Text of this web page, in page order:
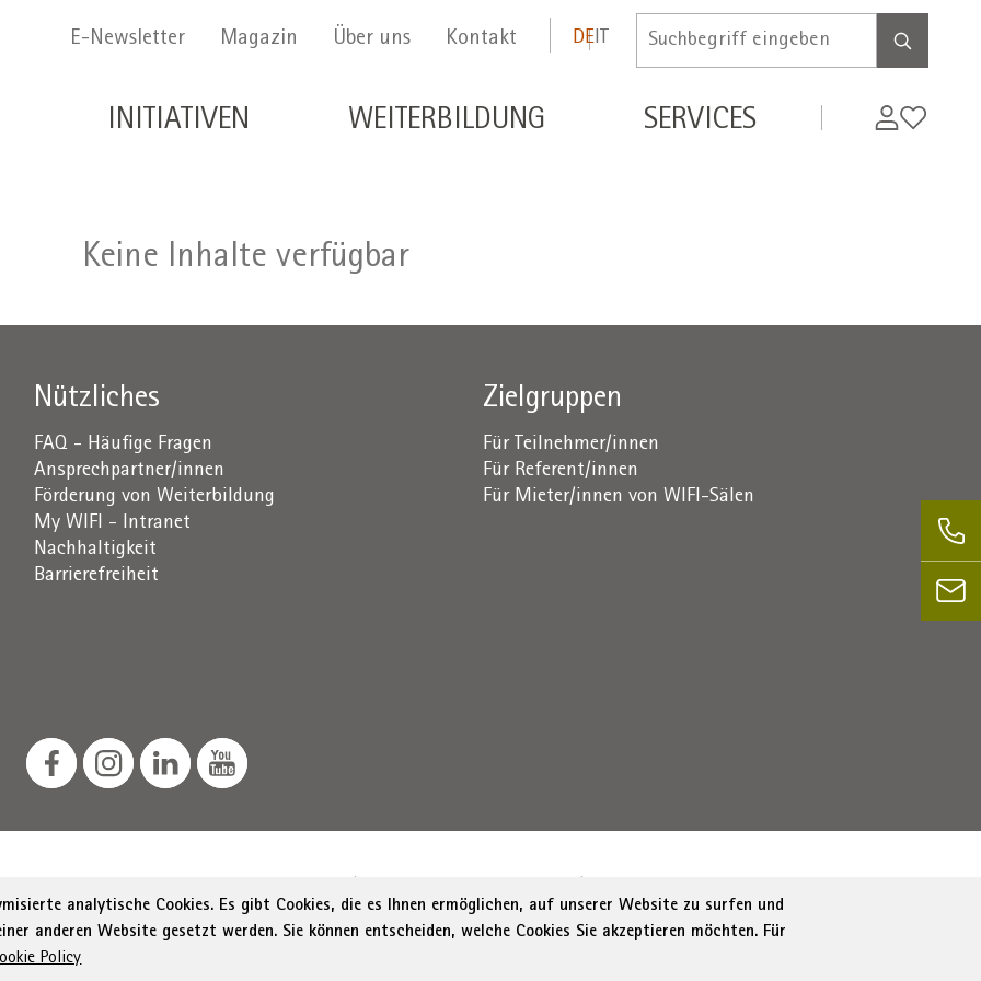
Menu Secondario
E-Newsletter Magazin Über uns Kontakt DEIT
Inserire
di
ricerca
Navigazione principale de
INITIATIVEN WEITERBILDUNG SERVICES MyWifi
Keine Inhalte verfügbar
Nützliches
FAQ - Häufige Fragen
Ansprechpartner/innen
Förderung von Weiterbildung
My WIFI - Intranet
Nachhaltigkeit
Barrierefreiheit
Zielgruppen
Für Teilnehmer/innen
Für Referent/innen
Für Mieter/innen von WIFI-Sälen
Menu Footer
zur Barrierefreiheit
analytische Cookies. Es gibt Cookies, die es Ihnen ermöglichen, auf unserer Website zu surfen und
anderen Website gesetzt werden. Sie können entscheiden, welche Cookies Sie akzeptieren möchten. Für
Policy